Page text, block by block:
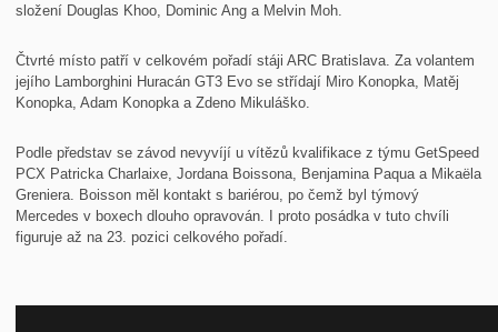
složení Douglas Khoo, Dominic Ang a Melvin Moh.
Čtvrté místo patří v celkovém pořadí stáji ARC Bratislava. Za volantem
jejího Lamborghini Huracán GT3 Evo se střídají Miro Konopka, Matěj
Konopka, Adam Konopka a Zdeno Mikuláško.
Podle představ se závod nevyvíjí u vítězů kvalifikace z týmu GetSpeed
PCX Patricka Charlaixe, Jordana Boissona, Benjamina Paqua a Mikaëla
Greniera. Boisson měl kontakt s bariérou, po čemž byl týmový
Mercedes v boxech dlouho opravován. I proto posádka v tuto chvíli
figuruje až na 23. pozici celkového pořadí.